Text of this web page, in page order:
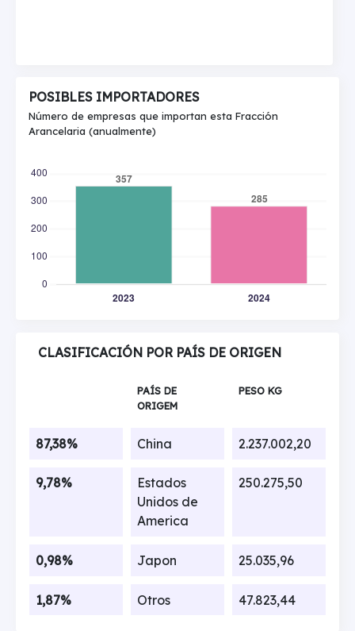
POSIBLES IMPORTADORES
Número de empresas que importan esta Fracción
Arancelaria (anualmente)
CLASIFICACIÓN POR PAÍS DE ORIGEN
PAÍS DE
ORIGEM
PESO KG
87,38% China 2.237.002,20
9,78%
Estados
Unidos de
America
250.275,50
0,98% Japon 25.035,96
1,87% Otros 47.823,44